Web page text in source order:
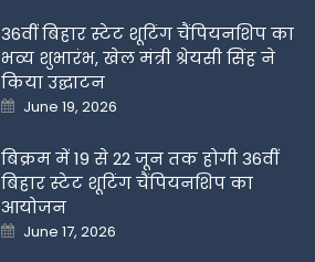
36वीं बिहार स्टेट शूटिंग चैंपियनशिप का
भव्य शुभारंभ, खेल मंत्री श्रेयसी सिंह ने
किया उद्घाटन
Posted
on
June 19, 2026
बिक्रम में 19 से 22 जून तक होगी 36वीं
बिहार स्टेट शूटिंग चैंपियनशिप का
आयोजन
Posted
on
June 17, 2026